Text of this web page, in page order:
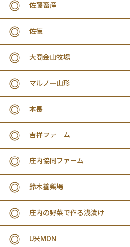
佐藤畜産
佐徳
大商金山牧場
マルノー山形
本長
吉祥ファーム
庄内協同ファーム
鈴木養鶏場
庄内の野菜で作る浅漬け
U米MON